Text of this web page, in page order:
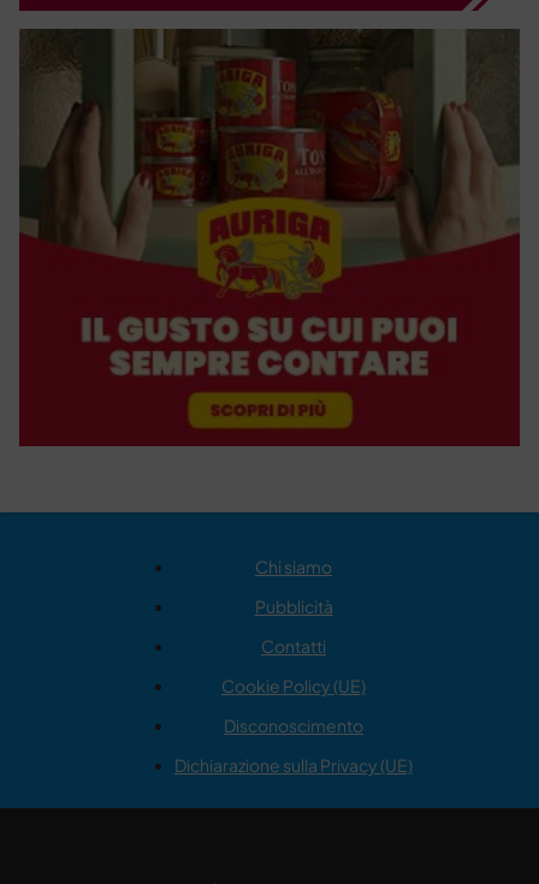
Chi siamo
Pubblicità
Contatti
Cookie Policy (UE)
Disconoscimento
Dichiarazione sulla Privacy (UE)